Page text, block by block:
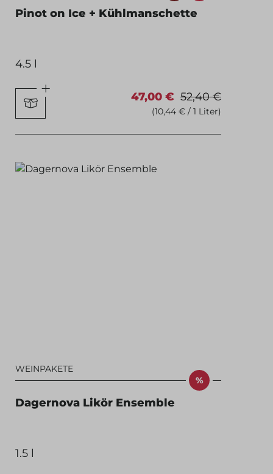
Pinot on Ice + Kühlmanschette
4.5 l
47,00 € 52,40 €
(10,44 € / 1 Liter)
WEINPAKETE
%
Dagernova Likör Ensemble
1.5 l